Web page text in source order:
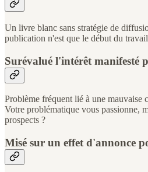
Un livre blanc sans stratégie de
publication n'est que le début du
Surévalué l'intérêt manifesté
Problème fréquent lié à une mauvaise
Votre problématique vous passionne,
prospects ?
Misé sur un effet d'annonce